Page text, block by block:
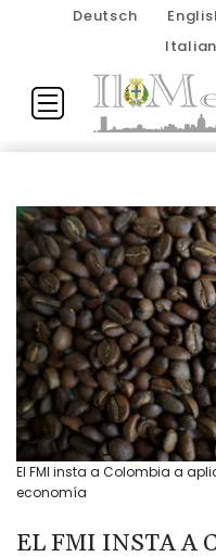
Deutsch
El FMI insta a Colombia a
economía
EL FMI INSTA A